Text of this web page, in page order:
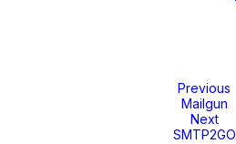
Previous
Mailgun
Next
SMTP2GO